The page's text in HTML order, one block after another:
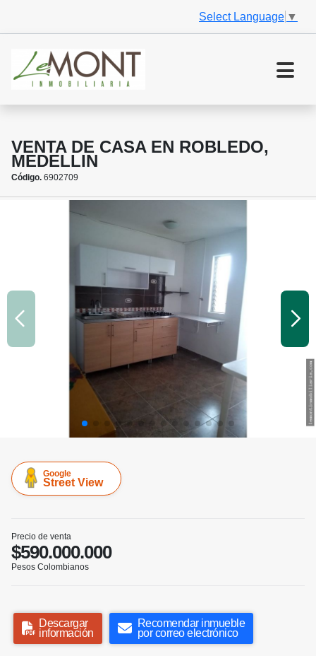
Select Language ▼
VENTA DE CASA EN ROBLEDO,
MEDELLIN
Código. 6902709
Google
Street View
Precio de venta
$590.000.000
Pesos Colombianos
Descargar
información
Recomendar inmueble
por correo electrónico